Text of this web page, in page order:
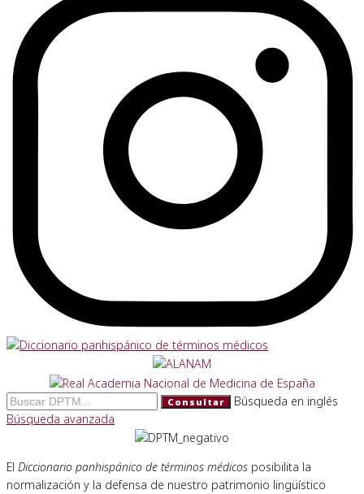
Consultar
Búsqueda en inglés
Búsqueda avanzada
El Diccionario panhispánico de términos médicos posibilita la
normalización y la defensa de nuestro patrimonio lingüístico